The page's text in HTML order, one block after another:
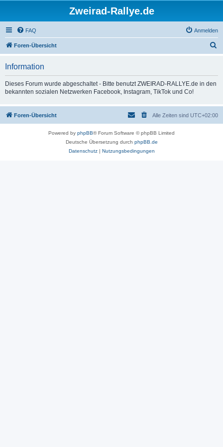
Zweirad-Rallye.de
FAQ Anmelden
Foren-Übersicht
Information
Dieses Forum wurde abgeschaltet - Bitte benutzt ZWEIRAD-RALLYE.de in den
bekannten sozialen Netzwerken Facebook, Instagram, TikTok und Co!
Foren-Übersicht Alle Zeiten sind UTC+02:00
Powered by phpBB® Forum Software © phpBB Limited
Deutsche Übersetzung durch phpBB.de
Datenschutz| Nutzungsbedingungen